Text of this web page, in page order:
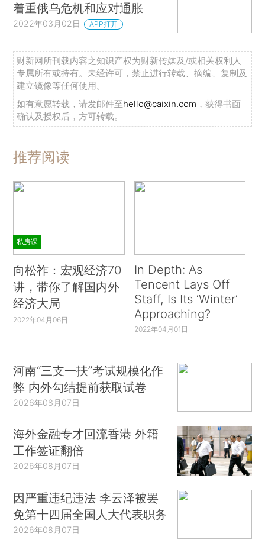
着重俄乌危机和应对通胀
2022年03月02日 APP打开
财新网所刊载内容之知识产权为财新传媒及/或相关权利人
专属所有或持有。未经许可，禁止进行转载、摘编、复制及
建立镜像等任何使用。
如有意愿转载，请发邮件至hello@caixin.com ，获得书面
确认及授权后，方可转载。
推荐阅读
私房课
向松祚：宏观经济70
讲，带你了解国内外
经济大局
2022年04月06日
In Depth: As
Tencent Lays Off
Staff, Is Its ‘Winter’
Approaching?
2022年04月01日
河南“三支一扶”考试规模化作
弊 内外勾结提前获取试卷
2026年08月07日
海外金融专才回流香港 外籍
工作签证翻倍
2026年08月07日
因严重违纪违法 李云泽被罢
免第十四届全国人大代表职务
2026年08月07日